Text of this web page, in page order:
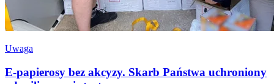
Uwaga
E-papierosy bez akcyzy. Skarb Państwa uchroniony